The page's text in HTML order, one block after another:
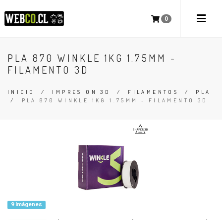
0
PLA 870 WINKLE 1KG 1.75MM -
FILAMENTO 3D
INICIO / IMPRESION 3D / FILAMENTOS / PLA
/ PLA 870 WINKLE 1KG 1.75MM - FILAMENTO 3D
9 Imágenes